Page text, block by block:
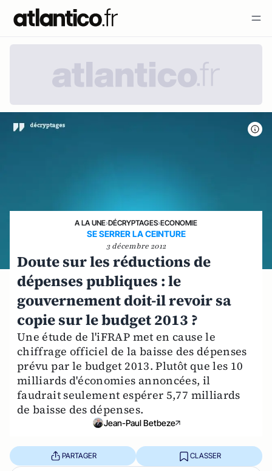
A LA UNE›DÉCRYPTAGES›ECONOMIE
SE SERRER LA CEINTURE
3 décembre 2012
Doute sur les réductions de
dépenses publiques : le
gouvernement doit-il revoir sa
copie sur le budget 2013 ?
Une étude de l'iFRAP met en cause le
chiffrage officiel de la baisse des dépenses
prévu par le budget 2013. Plutôt que les 10
milliards d'économies annoncées, il
faudrait seulement espérer 5,77 milliards
de baisse des dépenses.
Jean-Paul Betbeze
PARTAGER CLASSER